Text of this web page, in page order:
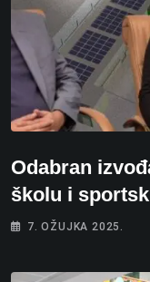
Odabran
školu i
7. OŽUJKA 2025.